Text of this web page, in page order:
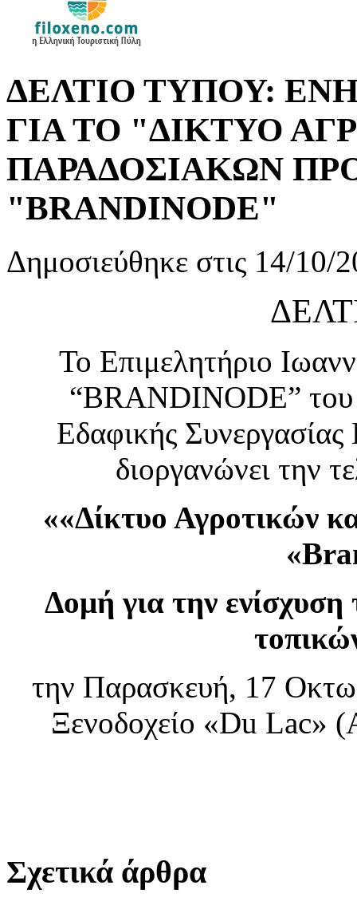
ΔΕΛΤΙΟ ΤΥΠΟΥ:
ΓΙΑ ΤΟ "ΔΙΚΤΥΟ
ΠΑΡΑΔΟΣΙΑΚΩΝ
"BRANDINODE"
Δημοσιεύθηκε στις 14/10/
Το Επιμελητήριο
“BRANDINODE”
Εδαφικής
διοργανώνει την
««Δίκτυο Αγροτικών
Δομή για την
την Παρασκευή, 17
Ξενοδοχείο «Du Lac»
Σχετικά άρθρα